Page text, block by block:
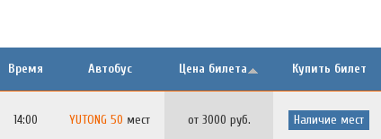
Время Автобус Цена билета Купить билет
14:00 YUTONG 50 мест от 3000 руб. Наличие мест